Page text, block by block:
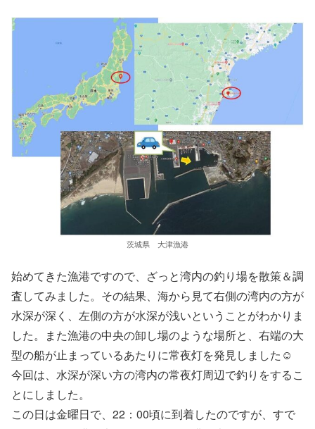
茨城県 大津漁港
始めてきた漁港ですので、ざっと湾内の釣り場を散策＆調
査してみました。その結果、海から見て右側の湾内の方が
水深が深く、左側の方が水深が浅いということがわかりま
した。また漁港の中央の卸し場のような場所と、右端の大
型の船が止まっているあたりに常夜灯を発見しました☺
今回は、水深が深い方の湾内の常夜灯周辺で釣りをするこ
とにしました。
この日は金曜日で、22：00頃に到着したのですが、すで